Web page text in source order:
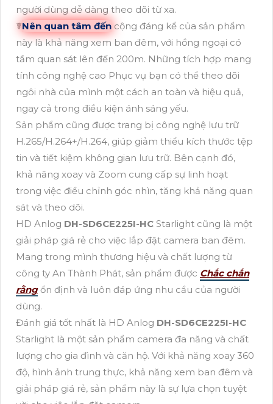
người dùng dễ dàng theo dõi từ xa.
☤Nên quan tâm đến cộng đáng kể của sản phẩm
này là khả năng xem ban đêm, với hồng ngoại có
tầm quan sát lên đến 200m. Những tích hợp mang
tính công nghệ cao Phục vụ bạn có thể theo dõi
ngôi nhà của mình một cách an toàn và hiệu quả,
ngay cả trong điều kiện ánh sáng yếu.
Sản phẩm cũng được trang bị công nghệ lưu trữ
H.265/H.264+/H.264, giúp giảm thiểu kích thước tệp
tin và tiết kiệm không gian lưu trữ. Bên cạnh đó,
khả năng xoay và Zoom cung cấp sự linh hoạt
trong việc điều chỉnh góc nhìn, tăng khả năng quan
sát và theo dõi.
HD Anlog DH-SD6CE225I-HC Starlight cũng là một
giải pháp giá rẻ cho việc lắp đặt camera ban đêm.
Mang trong mình thương hiệu và chất lượng từ
công ty An Thành Phát, sản phẩm được Chắc chắn
rằngổn định và luôn đáp ứng nhu cầu của người
dùng.
Đánh giá tốt nhất là HD Anlog DH-SD6CE225I-HC
Starlight là một sản phẩm camera đa năng và chất
lượng cho gia đình và căn hộ. Với khả năng xoay 360
độ, hình ảnh trung thực, khả năng xem ban đêm và
giải pháp giá rẻ, sản phẩm này là sự lựa chọn tuyệt